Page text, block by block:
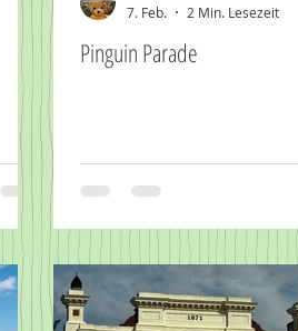
Pinguin Parade
7. Feb.
2 Min. Lesezeit